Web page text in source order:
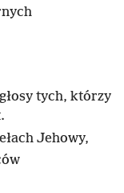
tych, którzy
Jehowy,